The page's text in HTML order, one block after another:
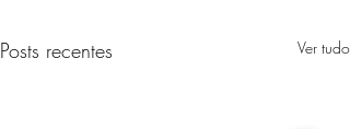
Posts recentes Ver tudo